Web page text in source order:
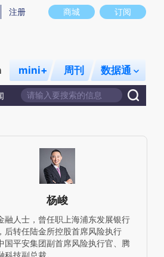
图存在偏差。不代表财新观点和立场。推荐点击
商城 订阅
注册
mini+ 周刊 数据通
杨峻
融人士，曾任职上海浦东发展银行
后转任陆金所控股首席风险执行
国平安集团副首席风险执行官、腾